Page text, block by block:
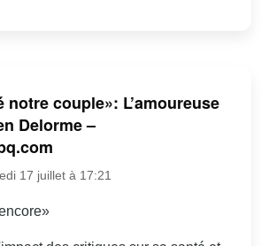
notre couple»: L’amoureuse
Delorme –
17 juillet à 17:21